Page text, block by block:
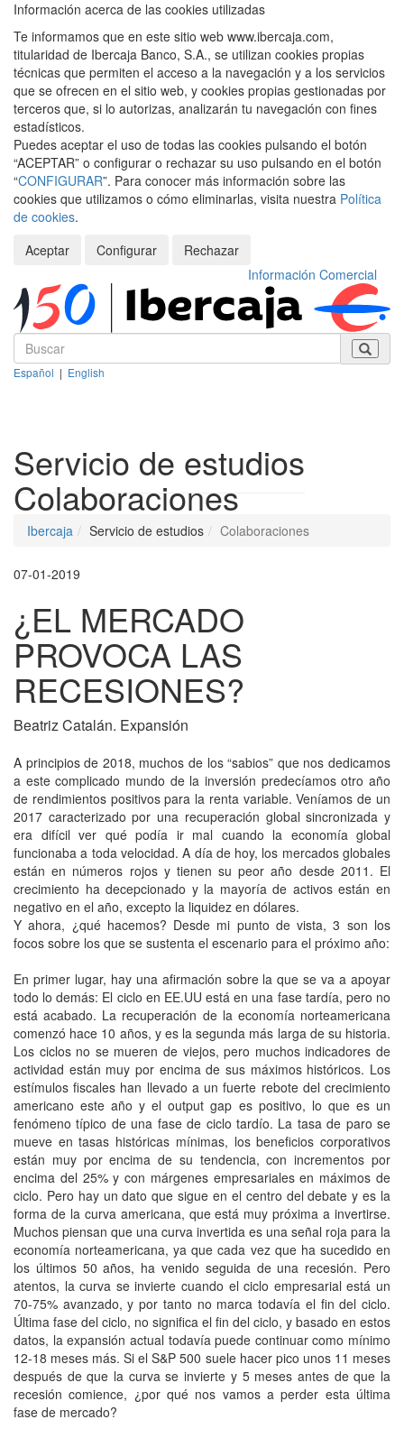
Información acerca de las cookies utilizadas
Te informamos que en este sitio web www.ibercaja.com,
titularidad de Ibercaja Banco, S.A., se utilizan cookies propias
técnicas que permiten el acceso a la navegación y a los servicios
que se ofrecen en el sitio web, y cookies propias gestionadas por
terceros que, si lo autorizas, analizarán tu navegación con fines
estadísticos.
Puedes aceptar el uso de todas las cookies pulsando el botón
“ACEPTAR” o configurar o rechazar su uso pulsando en el botón
“CONFIGURAR”. Para conocer más información sobre las
cookies que utilizamos o cómo eliminarlas, visita nuestra Política
de cookies.
Aceptar
Configurar
Rechazar
Información Comercial
Español | English
Servicio de estudios
Colaboraciones
Ibercaja Servicio de estudios Colaboraciones
07-01-2019
¿EL MERCADO
PROVOCA LAS
RECESIONES?
Beatriz Catalán. Expansión
A principios de 2018, muchos de los “sabios” que nos dedicamos
a este complicado mundo de la inversión predecíamos otro año
de rendimientos positivos para la renta variable. Veníamos de un
2017 caracterizado por una recuperación global sincronizada y
era difícil ver qué podía ir mal cuando la economía global
funcionaba a toda velocidad. A día de hoy, los mercados globales
están en números rojos y tienen su peor año desde 2011. El
crecimiento ha decepcionado y la mayoría de activos están en
negativo en el año, excepto la liquidez en dólares.
Y ahora, ¿qué hacemos? Desde mi punto de vista, 3 son los
focos sobre los que se sustenta el escenario para el próximo año:
En primer lugar, hay una afirmación sobre la que se va a apoyar
todo lo demás: El ciclo en EE.UU está en una fase tardía, pero no
está acabado. La recuperación de la economía norteamericana
comenzó hace 10 años, y es la segunda más larga de su historia.
Los ciclos no se mueren de viejos, pero muchos indicadores de
actividad están muy por encima de sus máximos históricos. Los
estímulos fiscales han llevado a un fuerte rebote del crecimiento
americano este año y el output gap es positivo, lo que es un
fenómeno típico de una fase de ciclo tardío. La tasa de paro se
mueve en tasas históricas mínimas, los beneficios corporativos
están muy por encima de su tendencia, con incrementos por
encima del 25% y con márgenes empresariales en máximos de
ciclo. Pero hay un dato que sigue en el centro del debate y es la
forma de la curva americana, que está muy próxima a invertirse.
Muchos piensan que una curva invertida es una señal roja para la
economía norteamericana, ya que cada vez que ha sucedido en
los últimos 50 años, ha venido seguida de una recesión. Pero
atentos, la curva se invierte cuando el ciclo empresarial está un
70-75% avanzado, y por tanto no marca todavía el fin del ciclo.
Última fase del ciclo, no significa el fin del ciclo, y basado en estos
datos, la expansión actual todavía puede continuar como mínimo
12-18 meses más. Si el S&P 500 suele hacer pico unos 11 meses
después de que la curva se invierte y 5 meses antes de que la
recesión comience, ¿por qué nos vamos a perder esta última
fase de mercado?